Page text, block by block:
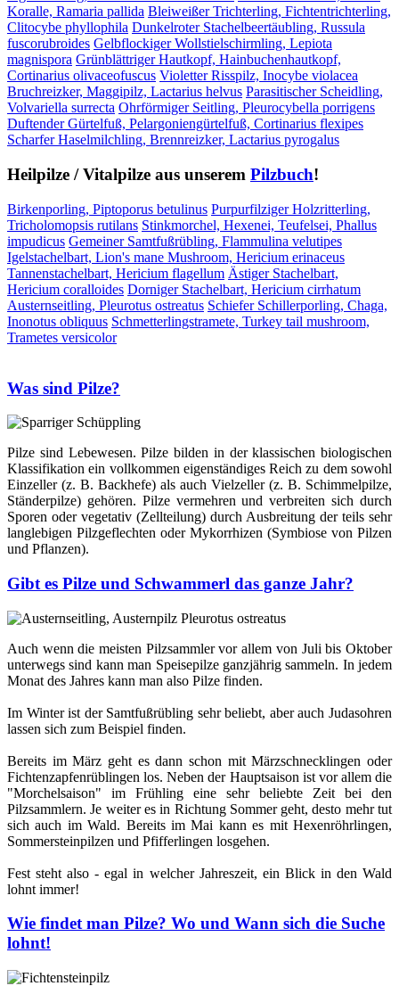
Koralle, Ramaria pallida Bleiweißer Trichterling, Fichtentrichterling,
Clitocybe phyllophila Dunkelroter Stachelbeertäubling, Russula
fuscorubroides Gelbflockiger Wollstielschirmling, Lepiota
magnispora Grünblättriger Hautkopf, Hainbuchenhautkopf,
Cortinarius olivaceofuscus Violetter Risspilz, Inocybe violacea
Bruchreizker, Maggipilz, Lactarius helvus Parasitischer Scheidling,
Volvariella surrecta Ohrförmiger Seitling, Pleurocybella porrigens
Duftender Gürtelfuß, Pelargoniengürtelfuß, Cortinarius flexipes
Scharfer Haselmilchling, Brennreizker, Lactarius pyrogalus
Heilpilze / Vitalpilze aus unserem Pilzbuch!
Birkenporling, Piptoporus betulinus Purpurfilziger Holzritterling,
Tricholomopsis rutilans Stinkmorchel, Hexenei, Teufelsei, Phallus
impudicus Gemeiner Samtfußrübling, Flammulina velutipes
Igelstachelbart, Lion's mane Mushroom, Hericium erinaceus
Tannenstachelbart, Hericium flagellum Ästiger Stachelbart,
Hericium coralloides Dorniger Stachelbart, Hericium cirrhatum
Austernseitling, Pleurotus ostreatus Schiefer Schillerporling, Chaga,
Inonotus obliquus Schmetterlingstramete, Turkey tail mushroom,
Trametes versicolor
Was sind Pilze?
Pilze sind Lebewesen. Pilze bilden in der klassischen biologischen
Klassifikation ein vollkommen eigenständiges Reich zu dem sowohl
Einzeller (z. B. Backhefe) als auch Vielzeller (z. B. Schimmelpilze,
Ständerpilze) gehören. Pilze vermehren und verbreiten sich durch
Sporen oder vegetativ (Zellteilung) durch Ausbreitung der teils sehr
langlebigen Pilzgeflechten oder Mykorrhizen (Symbiose von Pilzen
und Pflanzen).
Gibt es Pilze und Schwammerl das ganze Jahr?
Auch wenn die meisten Pilzsammler vor allem von Juli bis Oktober
unterwegs sind kann man Speisepilze ganzjährig sammeln. In jedem
Monat des Jahres kann man also Pilze finden.
Im Winter ist der Samtfußrübling sehr beliebt, aber auch Judasohren
lassen sich zum Beispiel finden.
Bereits im März geht es dann schon mit Märzschnecklingen oder
Fichtenzapfenrüblingen los. Neben der Hauptsaison ist vor allem die
"Morchelsaison" im Frühling eine sehr beliebte Zeit bei den
Pilzsammlern. Je weiter es in Richtung Sommer geht, desto mehr tut
sich auch im Wald. Bereits im Mai kann es mit Hexenröhrlingen,
Sommersteinpilzen und Pfifferlingen losgehen.
Fest steht also - egal in welcher Jahreszeit, ein Blick in den Wald
lohnt immer!
Wie findet man Pilze? Wo und Wann sich die Suche
lohnt!